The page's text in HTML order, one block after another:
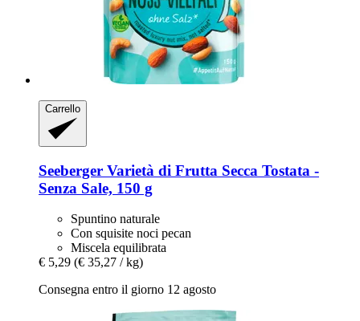
Carrello
Seeberger Varietà di Frutta Secca Tostata -​
Senza Sale, 150 g
Spuntino naturale
Con squisite noci pecan
Miscela equilibrata
€ 5,29 (€ 35,27 / kg)
Consegna entro il giorno 12 agosto